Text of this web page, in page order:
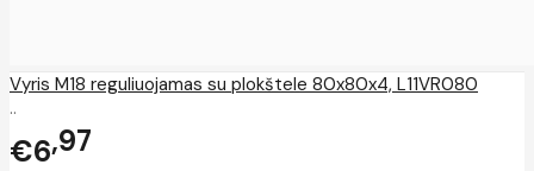
Vyris M18 reguliuojamas su plokštele 80x80x4, L11VR080
..
€6 97